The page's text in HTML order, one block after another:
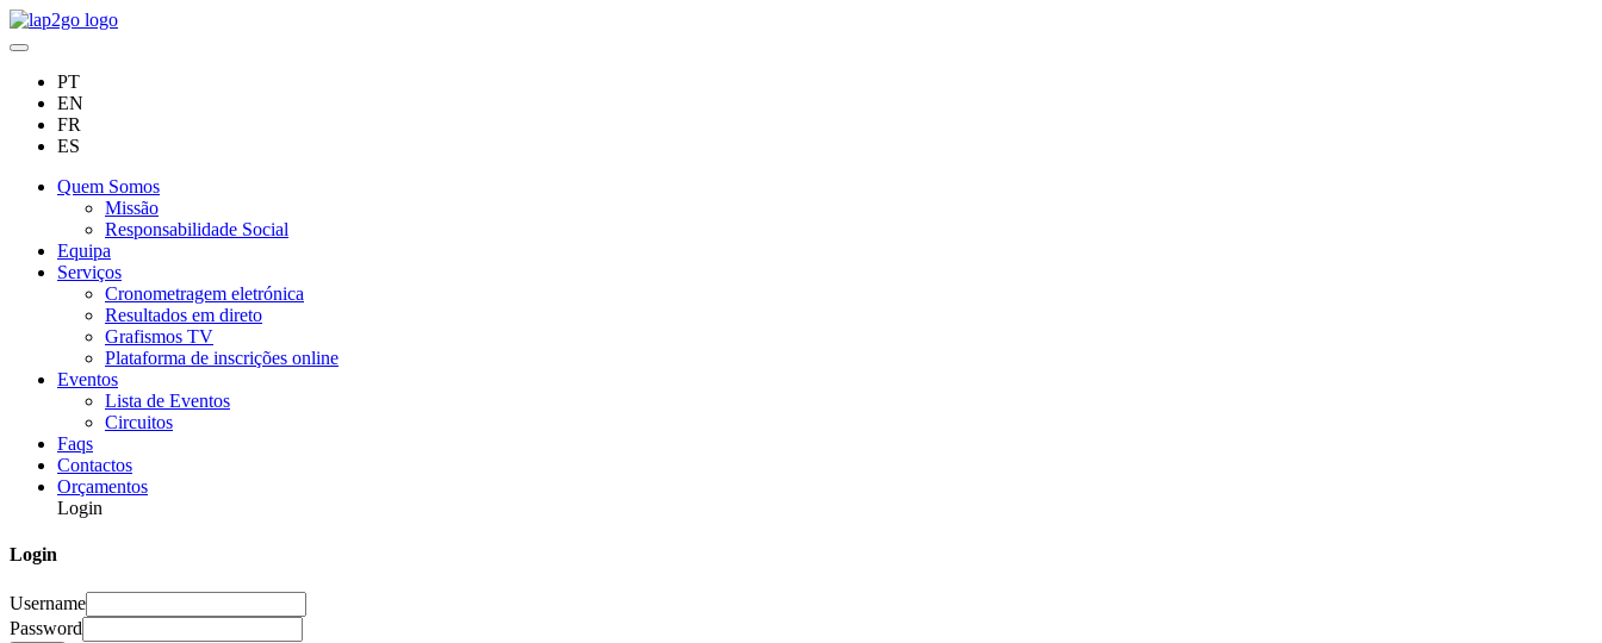
PT
EN
FR
ES
Quem Somos
Missão
Responsabilidade Social
Equipa
Serviços
Cronometragem eletrónica
Resultados em direto
Grafismos TV
Plataforma de inscrições online
Eventos
Lista de Eventos
Circuitos
Faqs
Contactos
Orçamentos
Login
Login
Username
Password